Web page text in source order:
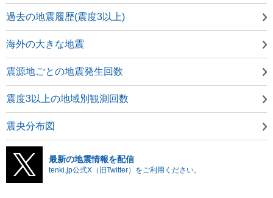
過去の地震履歴(震度3以上)
海外の大きな地震
震源地ごとの地震発生回数
震度3以上の地域別観測回数
震央分布図
最新の地震情報を配信
tenki.jp公式X（旧Twitter）をご利用ください。